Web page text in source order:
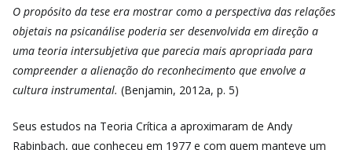
O propósito da tese era mostrar como a perspectiva das relações
objetais na psicanálise poderia ser desenvolvida em direção a
uma teoria intersubjetiva que parecia mais apropriada para
compreender a alienação do reconhecimento que envolve a
cultura instrumental. (Benjamin, 2012a, p. 5)
Seus estudos na Teoria Crítica a aproximaram de Andy
Rabinbach, que conheceu em 1977 e com quem manteve um